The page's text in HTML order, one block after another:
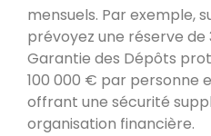
mensuels. Par exemple,
prévoyez une réserve de
Garantie des Dépôts
100 000 € par personne
offrant une sécurité
organisation financière.